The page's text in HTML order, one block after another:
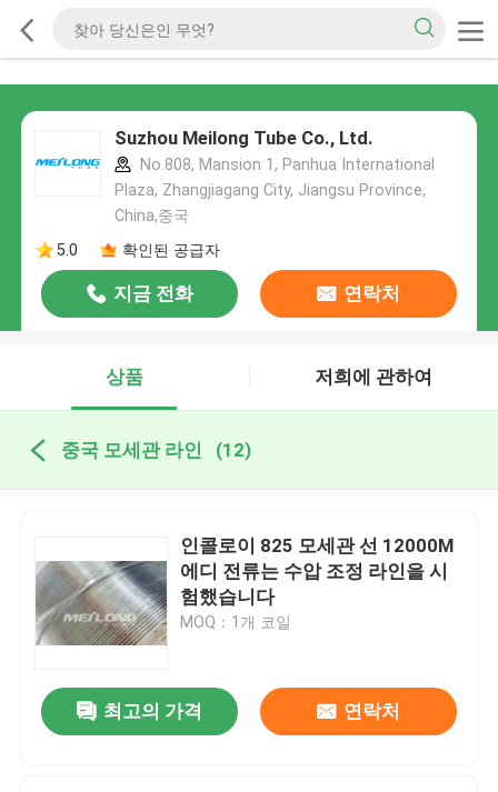
Suzhou Meilong Tube Co., Ltd.
No.808, Mansion 1, Panhua International
Plaza, Zhangjiagang City, Jiangsu Province,
China,중국
5.0
확인된 공급자
지금 전화 연락처
상품 저희에 관하여
중국 모세관 라인 (12)
인콜로이 825 모세관 선 12000M
에디 전류는 수압 조정 라인을 시
험했습니다
MOQ：1개 코일
최고의 가격 연락처